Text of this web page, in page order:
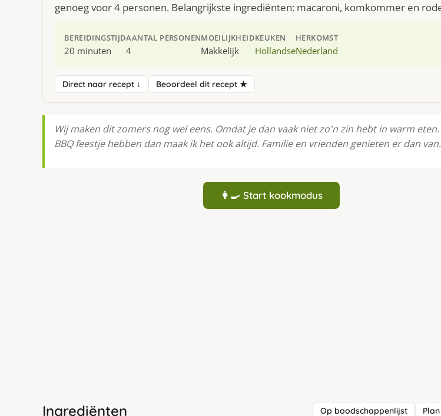
genoeg voor 4 personen. Belangrijkste ingrediënten: macaroni, komkommer en
BEREIDINGSTIJD
20 minuten
AANTAL PERSONEN
4
MOEILIJKHEID
Makkelijk
KEUKEN
Hollandse
HERKOMST
Nederland
Direct naar recept ↓ Beoordeel dit recept ★
Wij maken dit zomers nog wel eens. Omdat je dan vaak niet zo'n zin hebt in warm eten.
BBQ feestje hebben dan maak ik het ook altijd. Familie en vrienden genieten er dan van.
👩‍🍳 Start kookmodus
Ingrediënten Op boodschappenlijst